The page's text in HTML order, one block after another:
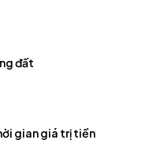
đất
gian giá trị tiền